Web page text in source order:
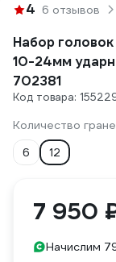
4 6 отзывов
Набор
10-24мм
702381
Код товара:
Количество
6
12
7 950
Начислим